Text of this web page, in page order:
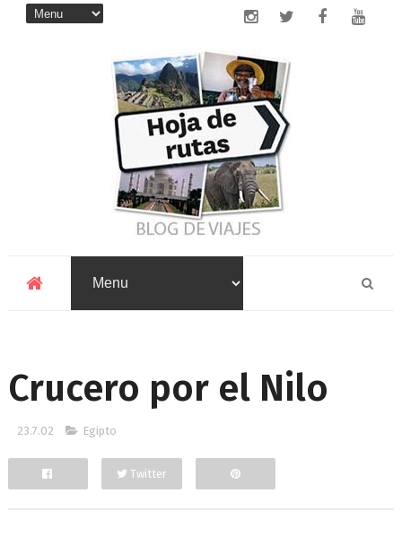
Crucero por el Nilo
23.7.02 Egipto
Twitter